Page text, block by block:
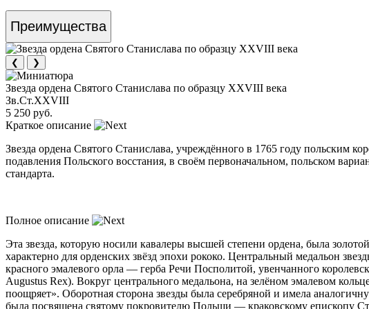
Преимущества
❮ ❯
Звезда ордена Святого Станислава по образцу XXVIII века
Зв.Ст.XXVIII
5 250 руб.
Краткое описание
Звезда ордена Святого Станислава, учреждённого в 1765 году польским
подавления Польского восстания, в своём первоначальном, польском
стандарта.
Полное описание
Эта звезда, которую носили кавалеры высшей степени ордена, была
характерно для орденских звёзд эпохи рококо. Центральный медальон
красного эмалевого орла — герба Речи Посполитой, увенчанного
Augustus Rex). Вокруг центрального медальона, на зелёном эмалевом
поощряет». Оборотная сторона звезды была серебряной и имела
была посвящена святому покровителю Польши — краковскому епископу